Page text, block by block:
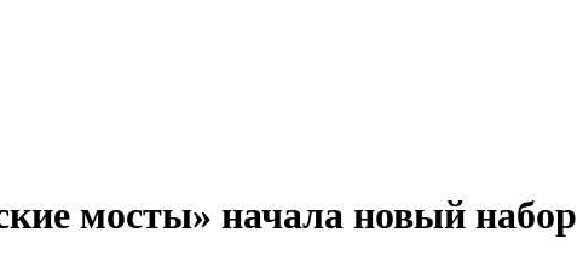
мосты» начала новый набор